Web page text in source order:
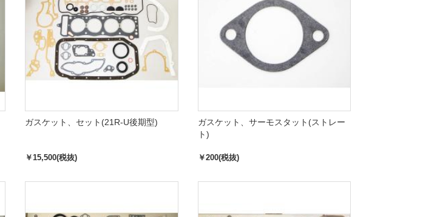
ガスケット、セット(21R-U後期型)
￥15,500(税抜)
ガスケット、サーモスタット(ストレー
ト)
￥200(税抜)